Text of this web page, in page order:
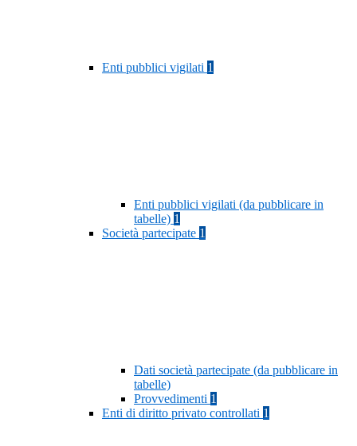
Enti pubblici vigilati 1
Enti pubblici vigilati (da pubblicare in
tabelle) 1
Società partecipate 1
Dati società partecipate (da pubblicare in
tabelle)
Provvedimenti 1
Enti di diritto privato controllati 1